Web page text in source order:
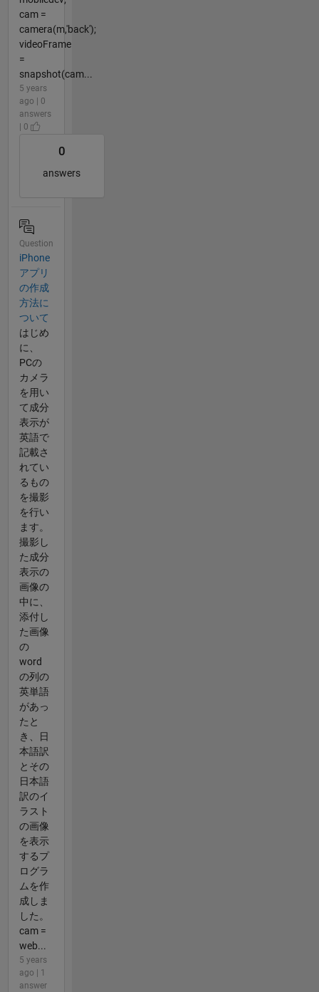
cam =
camera(m,'back');
videoFrame
=
snapshot(cam...
5 years
ago | 0
answers
| 0
0
answers
Question
iPhone
アプリ
の作成
方法に
ついて
はじめ
に、
PCの
カメラ
を用い
て成分
表示が
英語で
記載さ
れてい
るもの
を撮影
を行い
ます。
撮影し
た成分
表示の
画像の
中に、
添付し
た画像
の
word
の列の
英単語
があっ
たと
き、日
本語訳
とその
日本語
訳のイ
ラスト
の画像
を表示
するプ
ログラ
ムを作
成しま
した。
cam =
web...
5 years
ago | 1
answer